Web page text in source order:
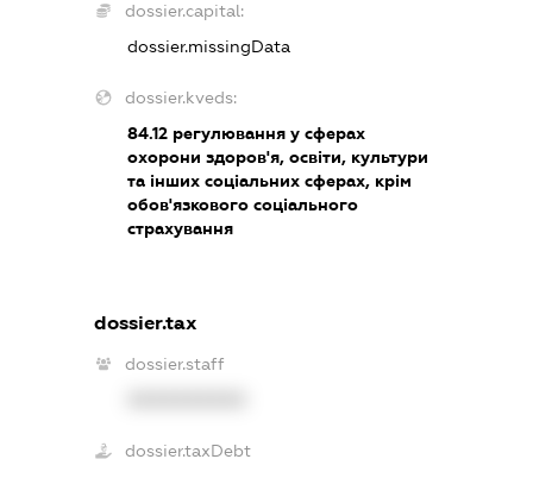
dossier.capital:
dossier.missingData
dossier.kveds:
84.12регулювання у сферах
охорони здоров'я, освіти, культури
та інших соціальних сферах, крім
обов'язкового соціального
страхування
dossier.tax
dossier.staff
dossier.taxDebt